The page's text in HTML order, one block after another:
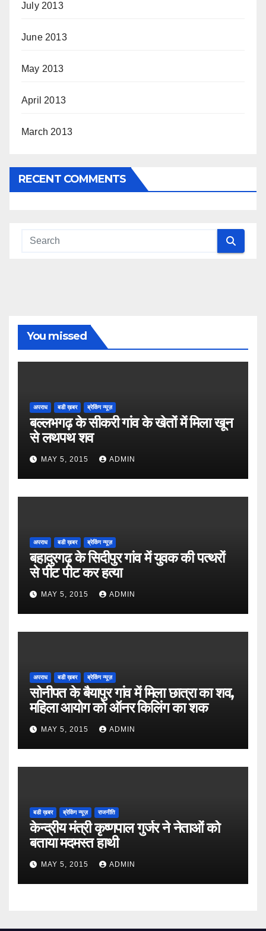
July 2013
June 2013
May 2013
April 2013
March 2013
RECENT COMMENTS
You missed
अपराध बडी ख़बर ब्रेकिंग न्यूज़
बल्लभगढ़ के सीकरी गांव के खेतों में मिला खून
से लथपथ शव
MAY 5, 2015 ADMIN
अपराध बडी ख़बर ब्रेकिंग न्यूज़
बहादुरगढ़ के सिदीपुर गांव में युवक की पत्थरों
से पीट पीट कर हत्या
MAY 5, 2015 ADMIN
अपराध बडी ख़बर ब्रेकिंग न्यूज़
सोनीपत के बैयापुर गांव में मिला छात्रा का शव,
महिला आयोग को ऑनर किलिंग का शक
MAY 5, 2015 ADMIN
बडी ख़बर ब्रेकिंग न्यूज़ राजनीति
केन्द्रीय मंत्री कृष्णपाल गुर्जर ने नेताओं को
बताया मदमस्त हाथी
MAY 5, 2015 ADMIN